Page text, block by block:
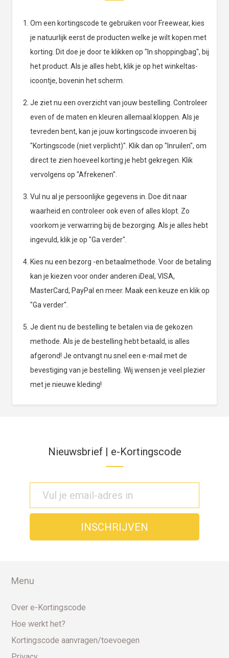
Om een kortingscode te gebruiken voor Freewear, kies
je natuurlijk eerst de producten welke je wilt kopen met
korting. Dit doe je door te klikken op "In shoppingbag", bij
het product. Als je alles hebt, klik je op het winkeltas-
icoontje, bovenin het scherm.
Je ziet nu een overzicht van jouw bestelling. Controleer
even of de maten en kleuren allemaal kloppen. Als je
tevreden bent, kan je jouw kortingscode invoeren bij
"Kortingscode (niet verplicht)". Klik dan op "Inruilen", om
direct te zien hoeveel korting je hebt gekregen. Klik
vervolgens op "Afrekenen".
Vul nu al je persoonlijke gegevens in. Doe dit naar
waarheid en controleer ook even of alles klopt. Zo
voorkom je verwarring bij de bezorging. Als je alles hebt
ingevuld, klik je op "Ga verder".
Kies nu een bezorg -en betaalmethode. Voor de betaling
kan je kiezen voor onder anderen iDeal, VISA,
MasterCard, PayPal en meer. Maak een keuze en klik op
"Ga verder".
Je dient nu de bestelling te betalen via de gekozen
methode. Als je de bestelling hebt betaald, is alles
afgerond! Je ontvangt nu snel een e-mail met de
bevestiging van je bestelling. Wij wensen je veel plezier
met je nieuwe kleding!
Nieuwsbrief | e-Kortingscode
Menu
Over e-Kortingscode
Hoe werkt het?
Kortingscode aanvragen/toevoegen